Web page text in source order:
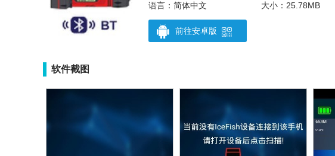
语言：简体中文 大小：25.78MB
前往安卓版
软件截图